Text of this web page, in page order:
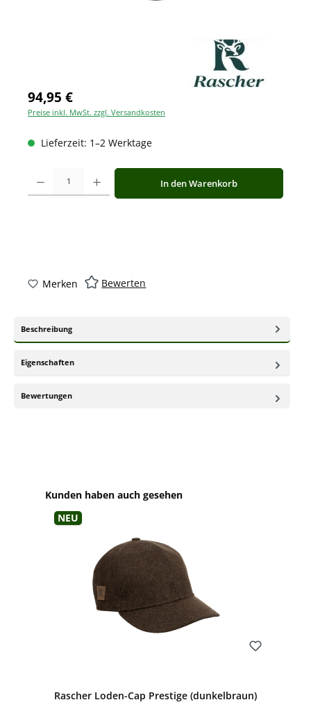
94,95 €
Preise inkl. MwSt. zzgl. Versandkosten
Lieferzeit: 1–2 Werktage
Produkt Anzahl: Gib den gewünschten Wert ein oder benutze die
In den Warenkorb
Merken Bewerten
Beschreibung
Eigenschaften
Bewertungen
Produktgalerie überspringen
Kunden haben auch gesehen
Neu
Rascher Loden-Cap Prestige (dunkelbraun)